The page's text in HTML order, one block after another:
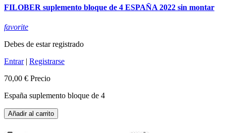
FILOBER suplemento bloque de 4 ESPAÑA 2022 sin montar
favorite
Debes de estar registrado
Entrar| Registrarse
70,00 € Precio
España suplemento bloque de 4
Añadir al carrito